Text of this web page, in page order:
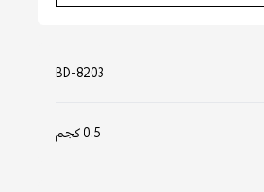
BD-8203
0.5 كجم